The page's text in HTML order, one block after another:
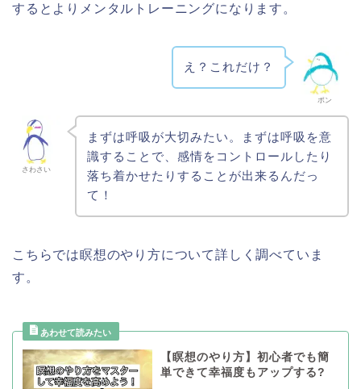
するとよりメンタルトレーニングになります。
ポン
え？これだけ？
さわさい
まずは呼吸が大切みたい。まずは呼吸を意
識することで、感情をコントロールしたり
落ち着かせたりすることが出来るんだっ
て！
こちらでは瞑想のやり方について詳しく調べていま
す。
【瞑想のやり方】初心者でも簡
単できて幸福度もアップする?